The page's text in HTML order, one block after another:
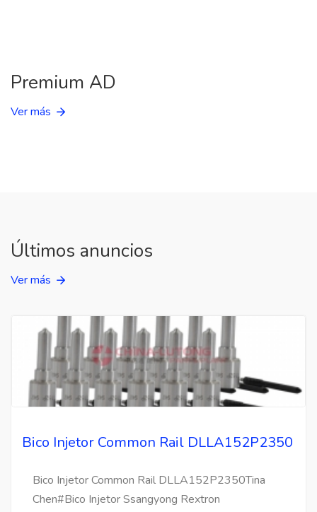
Premium AD
Ver más
Últimos anuncios
Ver más
Bico Injetor Common Rail DLLA152P2350
Bico Injetor Common Rail DLLA152P2350Tina
Chen#Bico Injetor Ssangyong Rextron